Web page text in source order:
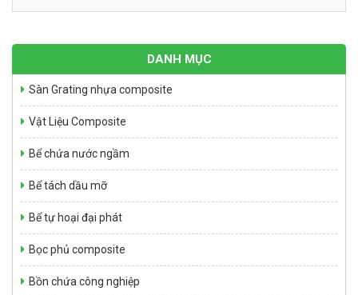
DANH MỤC
Sàn Grating nhựa composite
Vật Liệu Composite
Bể chứa nước ngầm
Bể tách dầu mỡ
Bể tự hoại đại phát
Bọc phủ composite
Bồn chứa công nghiệp
Hợp Chất SMC – TMC – BMC